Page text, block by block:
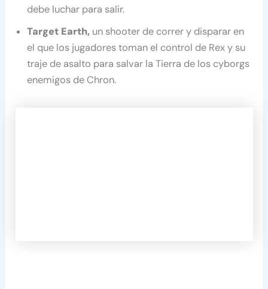
debe luchar para salir.
Target Earth, un shooter de correr y disparar en
el que los jugadores toman el control de Rex y su
traje de asalto para salvar la Tierra de los cyborgs
enemigos de Chron.